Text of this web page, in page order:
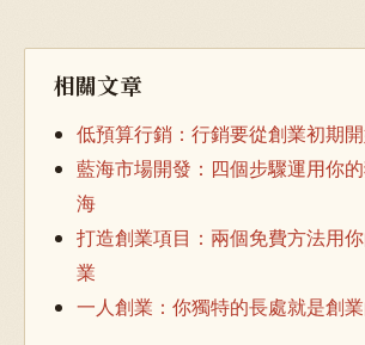
相關文章
低預算行銷：行銷要從創業初期
藍海市場開發：四個步驟運用你
海
打造創業項目：兩個免費方法用
業
一人創業：你獨特的長處就是創